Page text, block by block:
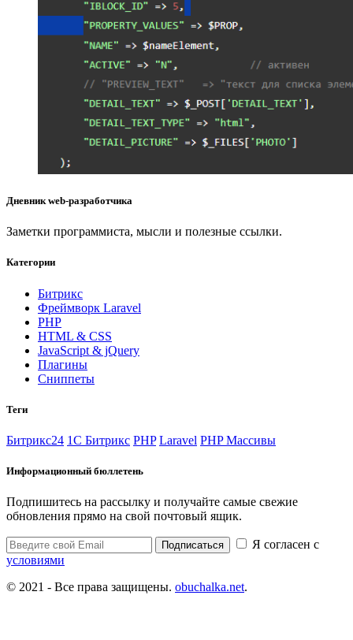
Дневник web-разработчика
Заметки программиста, мысли и полезные ссылки.
Категории
Битрикс
Фреймворк Laravel
PHP
HTML & CSS
JavaScript & jQuery
Плагины
Сниппеты
Теги
Битрикс24 1С Битрикс PHP Laravel PHP Массивы
Информационный бюллетень
Подпишитесь на рассылку и получайте самые свежие
обновления прямо на свой почтовый ящик.
Подписаться
Я согласен с
условиями
© 2021 - Все права защищены. obuchalka.net.